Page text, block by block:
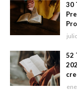
30
52